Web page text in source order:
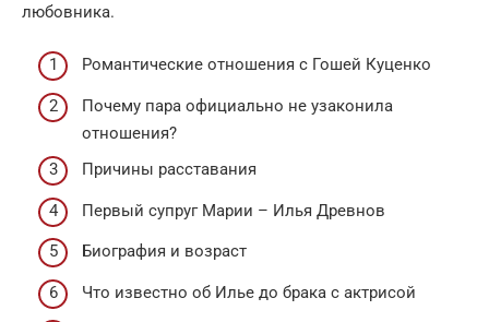
любовника.
Романтические отношения с Гошей Куценко
Почему пара официально не узаконила
отношения?
Причины расставания
Первый супруг Марии – Илья Древнов
Биография и возраст
Что известно об Илье до брака с актрисой